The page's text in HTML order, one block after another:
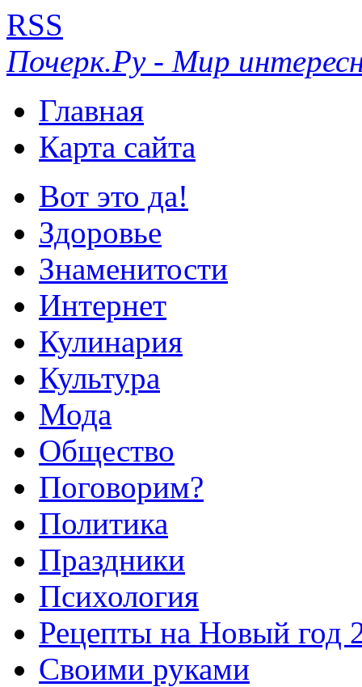
RSS
Почерк.Ру - Мир
Главная
Карта сайта
Вот это да!
Здоровье
Знаменитости
Интернет
Кулинария
Культура
Мода
Общество
Поговорим?
Политика
Праздники
Психология
Рецепты на Новый год
Своими руками